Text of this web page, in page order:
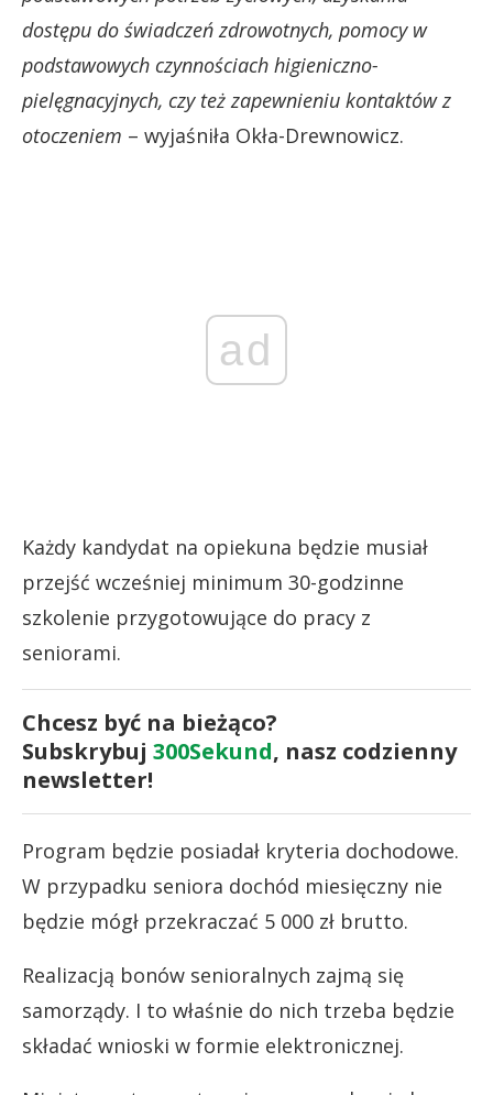
dostępu do świadczeń zdrowotnych, pomocy w
podstawowych czynnościach higieniczno-
pielęgnacyjnych, czy też zapewnieniu kontaktów z
otoczeniem – wyjaśniła Okła-Drewnowicz.
ad
Każdy kandydat na opiekuna będzie musiał
przejść wcześniej minimum 30-godzinne
szkolenie przygotowujące do pracy z
seniorami.
Chcesz być na bieżąco?
Subskrybuj 300Sekund, nasz codzienny
newsletter!
Program będzie posiadał kryteria dochodowe.
W przypadku seniora dochód miesięczny nie
będzie mógł przekraczać 5 000 zł brutto.
Realizacją bonów senioralnych zajmą się
samorządy. I to właśnie do nich trzeba będzie
składać wnioski w formie elektronicznej.